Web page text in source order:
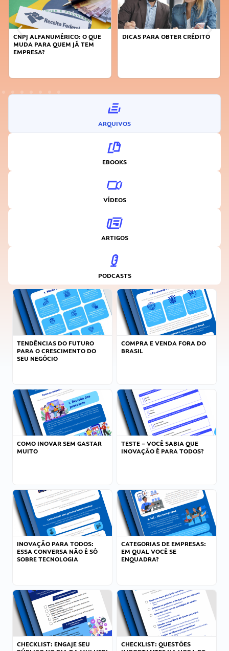
CNPJ ALFANUMÉRICO: O QUE
MUDA PARA QUEM JÁ TEM
EMPRESA?
DICAS PARA OBTER CRÉDITO
ARQUIVOS
EBOOKS
VÍDEOS
ARTIGOS
PODCASTS
TENDÊNCIAS DO FUTURO
PARA O CRESCIMENTO DO
SEU NEGÓCIO
COMPRA E VENDA FORA DO
BRASIL
COMO INOVAR SEM GASTAR
MUITO
TESTE – VOCÊ SABIA QUE
INOVAÇÃO É PARA TODOS?
INOVAÇÃO PARA TODOS:
ESSA CONVERSA NÃO É SÓ
SOBRE TECNOLOGIA
CATEGORIAS DE EMPRESAS:
EM QUAL VOCÊ SE
ENQUADRA?
CHECKLIST: ENGAJE SEU
CHECKLIST: QUESTÕES